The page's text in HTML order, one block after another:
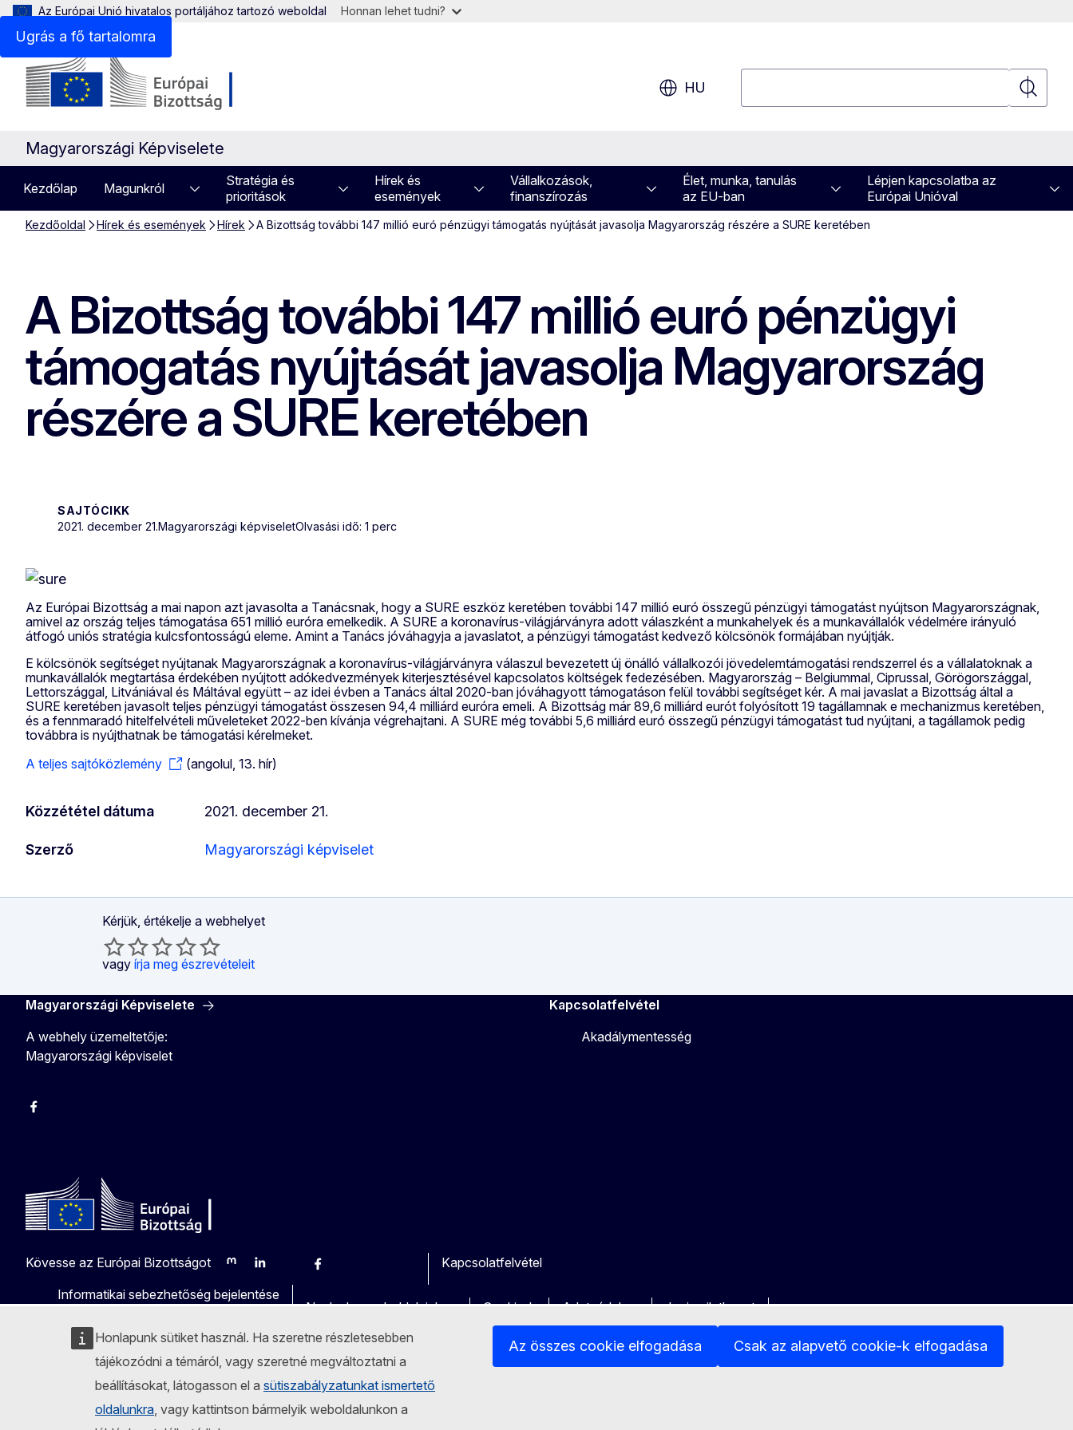
Ugrás a fő tartalomra
Honlapunk sütiket használ. Ha szeretne részletesebben
tájékozódni a témáról, vagy szeretné megváltoztatni a
beállításokat, látogasson el a sütiszabályzatunkat ismertető
oldalunkra, vagy kattintson bármelyik weboldalunkon a
Az összes cookie elfogadása Csak az alapvető cookie-k elfogadása
Az Európai Unió hivatalos portáljához tartozó weboldal Honnan lehet tudni?
HU
Keresés
Magyarországi Képviselete
Kezdőlap Magunkról
Stratégia és
prioritások
Hírek és
események
Vállalkozások,
finanszírozás
Élet, munka, tanulás
az EU-ban
Lépjen kapcsolatba az
Európai Unióval
Kezdőoldal Hírek és események Hírek A Bizottság további 147 millió euró pénzügyi támogatás nyújtását javasolja Magyarország részére a SURE keretében
A Bizottság további 147 millió euró pénzügyi
támogatás nyújtását javasolja Magyarország
részére a SURE keretében
SAJTÓCIKK
2021. december 21.Magyarországi képviseletOlvasási idő: 1 perc
Az Európai Bizottság a mai napon azt javasolta a Tanácsnak, hogy a SURE eszköz keretében további 147 millió euró összegű pénzügyi támogatást nyújtson Magyarországnak,
amivel az ország teljes támogatása 651 millió euróra emelkedik. A SURE a koronavírus-világjárványra adott válaszként a munkahelyek és a munkavállalók védelmére irányuló
átfogó uniós stratégia kulcsfontosságú eleme. Amint a Tanács jóváhagyja a javaslatot, a pénzügyi támogatást kedvező kölcsönök formájában nyújtják.
E kölcsönök segítséget nyújtanak Magyarországnak a koronavírus-világjárványra válaszul bevezetett új önálló vállalkozói jövedelemtámogatási rendszerrel és a vállalatoknak a
munkavállalók megtartása érdekében nyújtott adókedvezmények kiterjesztésével kapcsolatos költségek fedezésében. Magyarország – Belgiummal, Ciprussal, Görögországgal,
Lettországgal, Litvániával és Máltával együtt – az idei évben a Tanács által 2020-ban jóváhagyott támogatáson felül további segítséget kér. A mai javaslat a Bizottság által a
SURE keretében javasolt teljes pénzügyi támogatást összesen 94,4 milliárd euróra emeli. A Bizottság már 89,6 milliárd eurót folyósított 19 tagállamnak e mechanizmus keretében,
és a fennmaradó hitelfelvételi műveleteket 2022-ben kívánja végrehajtani. A SURE még további 5,6 milliárd euró összegű pénzügyi támogatást tud nyújtani, a tagállamok pedig
továbbra is nyújthatnak be támogatási kérelmeket.
A teljes sajtóközlemény
(angolul, 13. hír)
Közzététel dátuma 2021. december 21.
Szerző Magyarországi képviselet
Kérjük, értékelje a webhelyet
vagy írja meg észrevételeit
Magyarországi Képviselete
A webhely üzemeltetője:
Magyarországi képviselet
Facebook
Kapcsolatfelvétel
Akadálymentesség
Kövesse az Európai Bizottságot
MastodonLinkedInBlueskyFacebook
Kapcsolatfelvétel
Informatikai sebezhetőség bejelentése
Nyelvek a weboldalainkon
Cookie-k Adatvédelem Jogi nyilatkozat